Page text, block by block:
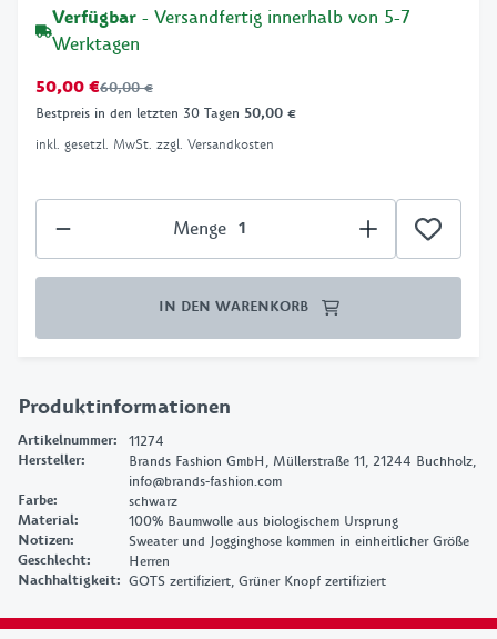
Verfügbar - Versandfertig innerhalb von 5-7
Werktagen
50,00 €60,00 €
Bestpreis in den letzten 30 Tagen 50,00 €
inkl. gesetzl. MwSt. zzgl. Versandkosten
Menge
IN DEN WARENKORB
Produktinformationen
Artikelnummer: 11274
Hersteller:
Brands Fashion GmbH, Müllerstraße 11, 21244 Buchholz,
info@brands-fashion.com
Farbe: schwarz
Material: 100% Baumwolle aus biologischem Ursprung
Notizen: Sweater und Jogginghose kommen in einheitlicher Größe
Geschlecht: Herren
Nachhaltigkeit: GOTS zertifiziert, Grüner Knopf zertifiziert